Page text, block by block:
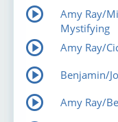
Amy Ray/
Mystifying
Amy Ray/
Benjamin/
Amy Ray/